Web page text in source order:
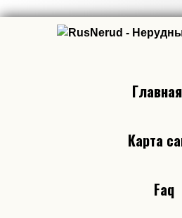
Главная
Карта
Faq